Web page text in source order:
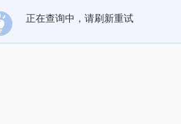
正在查询中，请刷新重试